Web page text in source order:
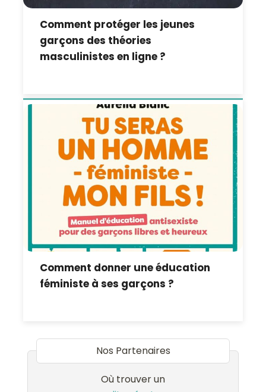
Comment protéger les jeunes
garçons des théories
masculinistes en ligne ?
Comment donner une éducation
féministe à ses garçons ?
Nos Partenaires
Où trouver un